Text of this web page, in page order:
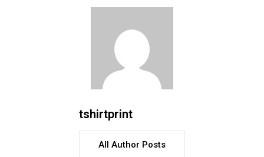
tshirtprint
All Author Posts